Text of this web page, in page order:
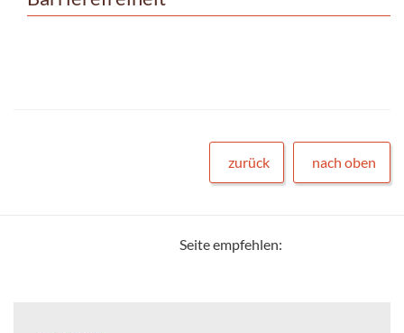
zurück nach oben
Seite empfehlen: